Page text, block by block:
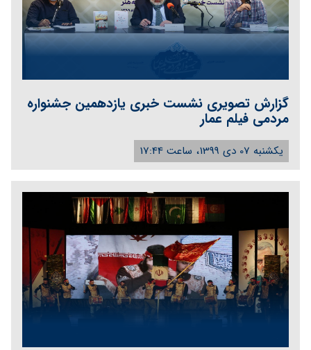
گزارش تصویری نشست خبری یازدهمین جشنواره
مردمی فیلم عمار
یکشنبه 07 دی 1399، ساعت 17:44